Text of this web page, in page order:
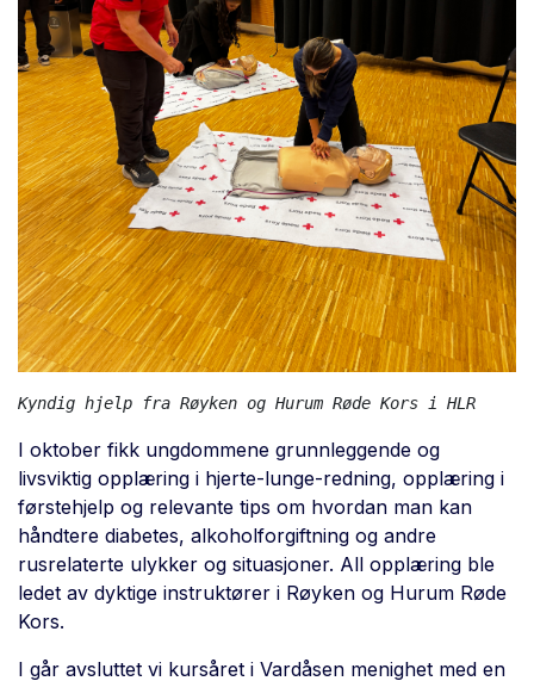
Kyndig hjelp fra Røyken og Hurum Røde Kors i HLR
I oktober fikk ungdommene grunnleggende og
livsviktig opplæring i hjerte-lunge-redning, opplæring i
førstehjelp og relevante tips om hvordan man kan
håndtere diabetes, alkoholforgiftning og andre
rusrelaterte ulykker og situasjoner. All opplæring ble
ledet av dyktige instruktører i Røyken og Hurum Røde
Kors.
I går avsluttet vi kursåret i Vardåsen menighet med en